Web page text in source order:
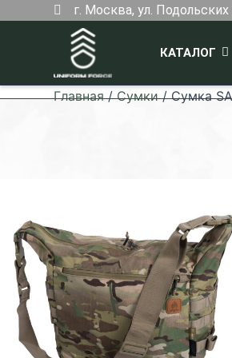
содержимому
г. Москва, ул.
КАТАЛОГ
Главная/Сумки/ Сумка